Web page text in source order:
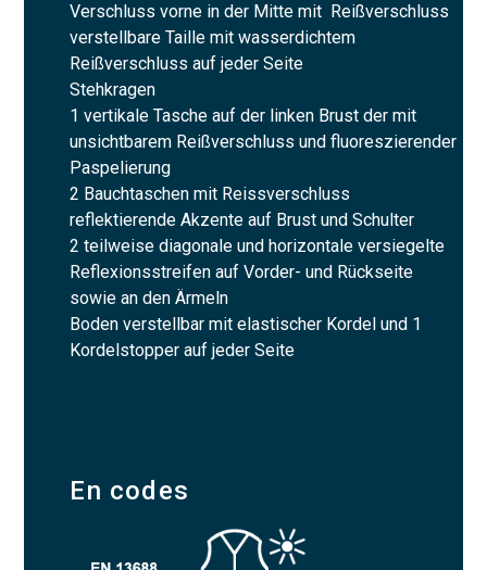
Verschluss vorne in der Mitte mit Reißverschluss
verstellbare Taille mit wasserdichtem
Reißverschluss auf jeder Seite
Stehkragen
1 vertikale Tasche auf der linken Brust der mit
unsichtbarem Reißverschluss und fluoreszierender
Paspelierung
2 Bauchtaschen mit Reissverschluss
reflektierende Akzente auf Brust und Schulter
2 teilweise diagonale und horizontale versiegelte
Reflexionsstreifen auf Vorder- und Rückseite
sowie an den Ärmeln
Boden verstellbar mit elastischer Kordel und 1
Kordelstopper auf jeder Seite
En codes